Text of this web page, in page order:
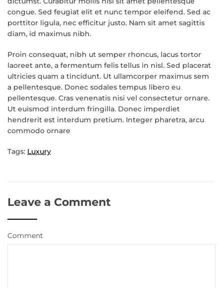
congue. Sed feugiat elit et nunc tempor eleifend. Sed ac
porttitor ligula, nec efficitur justo. Nam sit amet sagittis
diam, id maximus nibh.
Proin consequat, nibh ut semper rhoncus, lacus tortor
laoreet ante, a fermentum felis tellus in nisl. Sed placerat
ultricies quam a tincidunt. Ut ullamcorper maximus sem
a pellentesque. Donec sodales tempus libero eu
pellentesque. Cras venenatis nisi vel consectetur ornare.
Ut euismod interdum fringilla. Donec imperdiet
hendrerit est interdum pretium. Integer pharetra, arcu
commodo ornare
Tags: Luxury
Leave a Comment
Comment